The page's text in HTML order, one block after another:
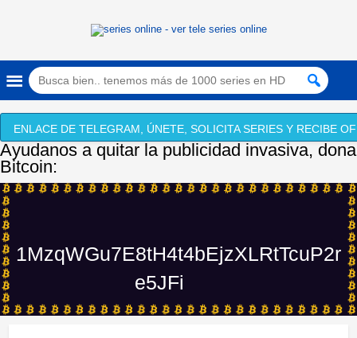
ENLACE DE TELEGRAM, ÚNETE, SOLICITA SERIES Y RECIBE
Ayudanos a quitar la publicidad invasiva, dona
Bitcoin:
1MzqWGu7E8tH4t4bEjzXLRtTcuP2r
e5JFi